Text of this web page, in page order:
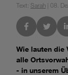
Text: Sarah | 08.
Link des Blogs
Wie lauten die
alle
- in unserem